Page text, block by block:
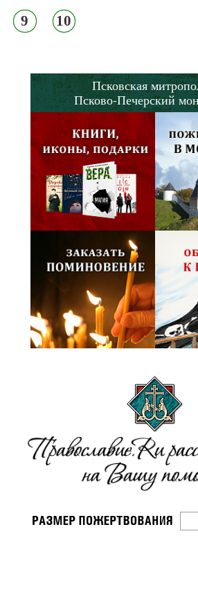
9 10
Псковская
Псково-Печерский